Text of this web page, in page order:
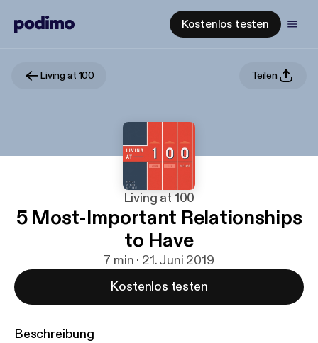
Kostenlos testen
Living at 100 Teilen
Living at 100
5 Most-Important Relationships
to Have
7 min · 21. Juni 2019
Kostenlos testen
Beschreibung